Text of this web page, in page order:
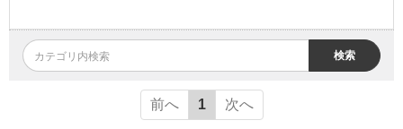
検索
前へ 1 次へ